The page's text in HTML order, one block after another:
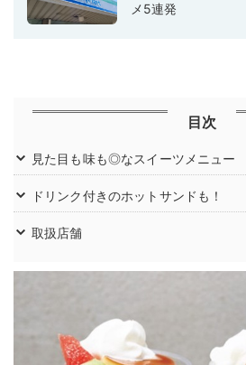
メ5連発
目次
見た目も味も◎なスイーツメニュー
ドリンク付きのホットサンドも！
取扱店舗